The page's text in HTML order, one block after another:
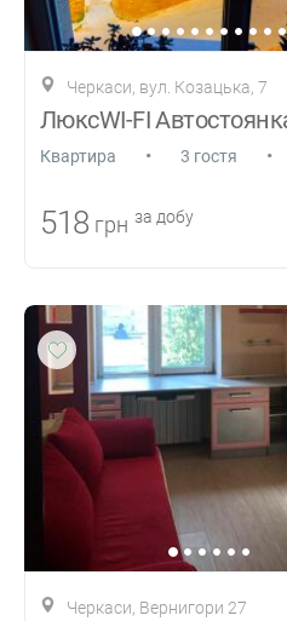
Черкаси, вул. Козацька, 7
Квартира • 3 гостя •
518 грн за добу
Черкаси, Вернигори 27